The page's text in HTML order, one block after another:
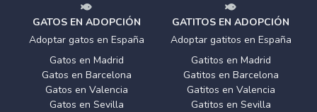
GATOS EN ADOPCIÓN
Adoptar gatos en España
Gatos en Madrid
Gatos en Barcelona
Gatos en Valencia
Gatos en Sevilla
GATITOS EN ADOPCIÓN
Adoptar gatitos en España
Gatitos en Madrid
Gatitos en Barcelona
Gatitos en Valencia
Gatitos en Sevilla